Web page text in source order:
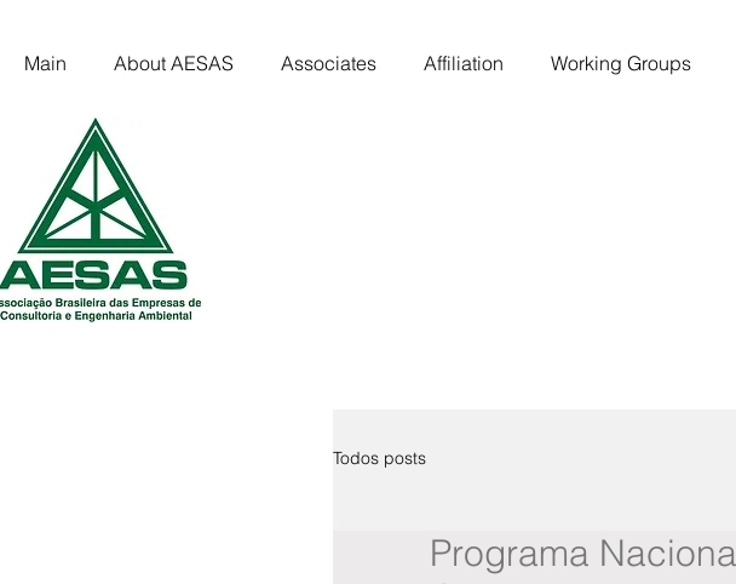
Main About AESAS Associates Affiliation Working Groups
Todos posts
Programa